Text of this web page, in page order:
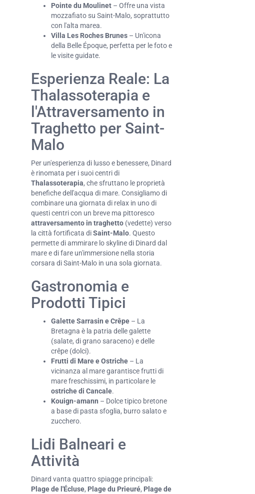
Pointe du Moulinet – Offre una vista
mozzafiato su Saint-Malo, soprattutto
con l'alta marea.
Villa Les Roches Brunes – Un'icona
della Belle Époque, perfetta per le foto e
le visite guidate.
Esperienza Reale: La
Thalassoterapia e
l'Attraversamento in
Traghetto per Saint-
Malo
Per un'esperienza di lusso e benessere, Dinard
è rinomata per i suoi centri di
Thalassoterapia, che sfruttano le proprietà
benefiche dell'acqua di mare. Consigliamo di
combinare una giornata di relax in uno di
questi centri con un breve ma pittoresco
attraversamento in traghetto (vedette) verso
la città fortificata diSaint-Malo. Questo
permette di ammirare lo skyline di Dinard dal
mare e di fare un'immersione nella storia
corsara di Saint-Malo in una sola giornata.
Gastronomia e
Prodotti Tipici
Galette Sarrasin e Crêpe – La
Bretagna è la patria delle galette
(salate, di grano saraceno) e delle
crêpe (dolci).
Frutti di Mare e Ostriche – La
vicinanza al mare garantisce frutti di
mare freschissimi, in particolare le
ostriche di Cancale.
Kouign-amann – Dolce tipico bretone
a base di pasta sfoglia, burro salato e
zucchero.
Lidi Balneari e
Attività
Dinard vanta quattro spiagge principali:
Plage de l'Écluse, Plage du Prieuré, Plage de